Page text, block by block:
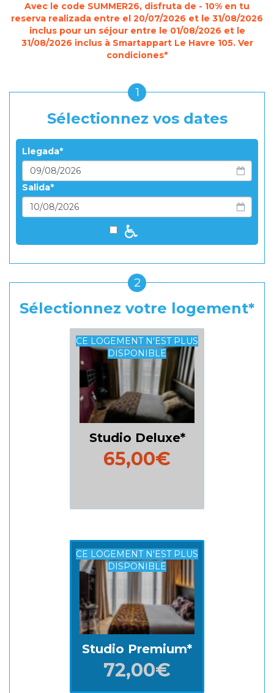
Avec le code SUMMER26, disfruta de - 10% en tu
reserva realizada entre el 20/07/2026 et le 31/08/2026
inclus pour un séjour entre le 01/08/2026 et le
31/08/2026 inclus à Smartappart Le Havre 105. Ver
condiciones*
1
Sélectionnez vos dates
Llegada
Salida
2
Sélectionnez votre logement
CE LOGEMENT N'EST PLUS
DISPONIBLE
Studio Deluxe
65,00€
CE LOGEMENT N'EST PLUS
DISPONIBLE
Studio Premium
72,00€